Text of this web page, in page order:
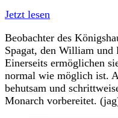
Jetzt lesen
Beobachter des
Spagat, den William und
Einerseits ermöglichen
normal wie möglich ist.
behutsam und
Monarch vorbereitet.